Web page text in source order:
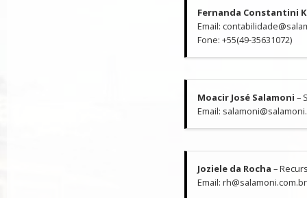
Fernanda Constantini
Email:
Fone: +55(49-35631072)
Moacir José Salamoni –
Email:
Joziele da Rocha–
Email: rh@salamoni.com.br